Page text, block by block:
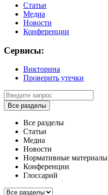
Статьи
Медиа
Новости
Конференции
Сервисы:
Викторина
Проверить утечки
Все разделы
Все разделы
Статьи
Медиа
Новости
Нормативные материалы
Конференции
Глоссарий